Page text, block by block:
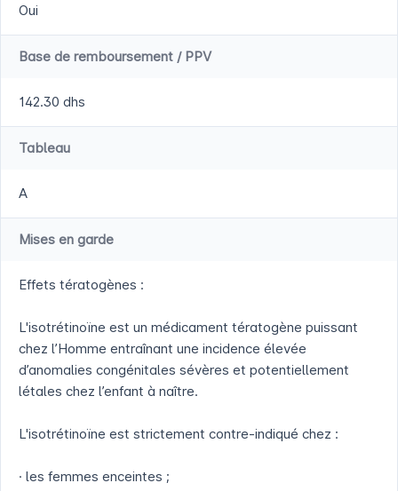
Oui
Base de remboursement / PPV
142.30 dhs
Tableau
A
Mises en garde
Effets tératogènes :
L'isotrétinoïne est un médicament tératogène puissant
chez l’Homme entraînant une incidence élevée
d’anomalies congénitales sévères et potentiellement
létales chez l’enfant à naître.
L'isotrétinoïne est strictement contre-indiqué chez :
· les femmes enceintes ;